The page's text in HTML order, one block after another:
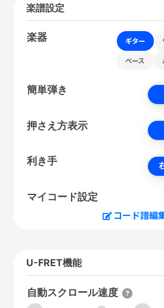
楽譜設定
楽器 ギター
ベース
簡単弾き
押さえ方表示
利き手
マイコード設定
コード譜編
U-FRET機能
自動スクロール速度